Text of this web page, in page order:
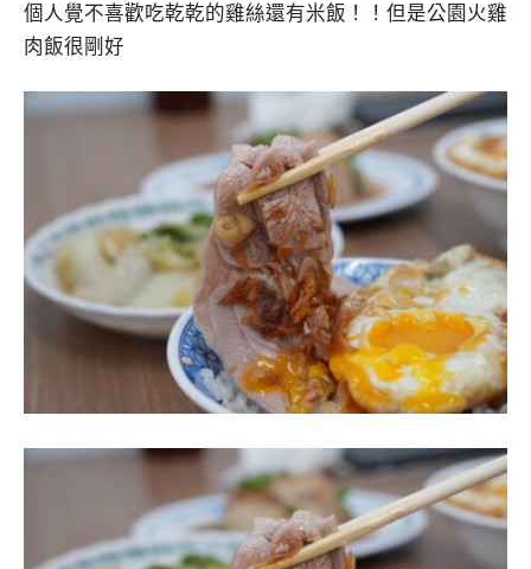
個人覺不喜歡吃乾乾的雞絲還有米飯！！但是公園火雞
肉飯很剛好